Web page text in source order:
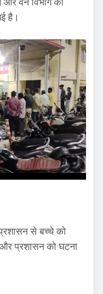
है।
से बच्चे को
और प्रशासन को घटना